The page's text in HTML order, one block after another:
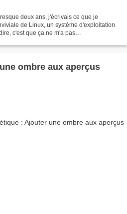
deux ans, j'écrivais ce que je
de Linux, un système d'exploitation
c'est que ça ne m'a pas
ombre aux aperçus